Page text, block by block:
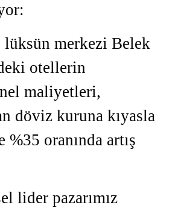
merkezi Belek
otellerin
maliyetleri,
döviz kuruna kıyasla
%35 oranında artış
lider pazarımız